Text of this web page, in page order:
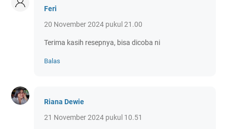
Feri
20 November 2024 pukul 21.00
Terima kasih resepnya, bisa dicoba ni
Balas
Riana Dewie
21 November 2024 pukul 10.51